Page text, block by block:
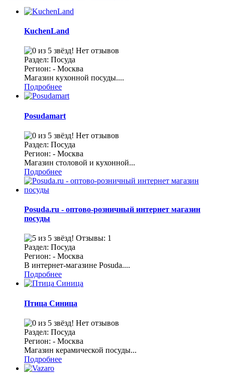
KuchenLand
Нет отзывов
Раздел: Посуда
Регион: - Москва
Магазин кухонной посуды....
Подробнее
Posudamart
Нет отзывов
Раздел: Посуда
Регион: - Москва
Магазин столовой и кухонной...
Подробнее
Posuda.ru - оптово-розничный интернет магазин
посуды
Отзывы: 1
Раздел: Посуда
Регион: - Москва
В интернет-магазине Posuda....
Подробнее
Птица Синица
Нет отзывов
Раздел: Посуда
Регион: - Москва
Магазин керамической посуды...
Подробнее